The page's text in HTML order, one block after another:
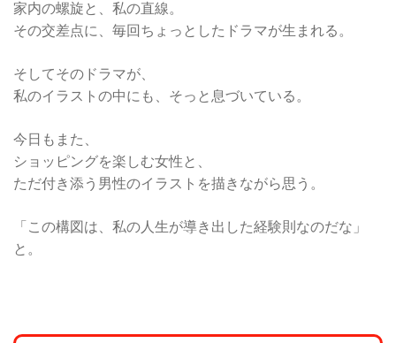
家内の螺旋と、私の直線。
その交差点に、毎回ちょっとしたドラマが生まれる。
そしてそのドラマが、
私のイラストの中にも、そっと息づいている。
今日もまた、
ショッピングを楽しむ女性と、
ただ付き添う男性のイラストを描きながら思う。
「この構図は、私の人生が導き出した経験則なのだな」
と。